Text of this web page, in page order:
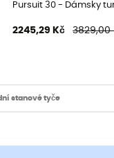
Pursuit 30 - Dámsky
2245,29 Kč 3829,00
stanové tyče